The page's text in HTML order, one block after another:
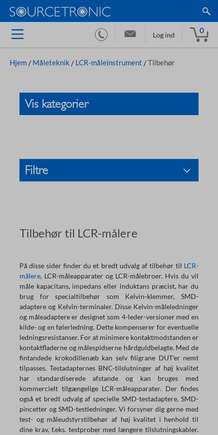
Log ind
0
Hjem / Måleteknik / LCR-måleinstrument /Tilbehør
Vis kategorier
Filtre
Tilbehør til LCR-målere
På disse sider finder du et bredt udvalg af tilbehør til LCR-
målere, LCR-måleapparater og LCR-målebroer. Hvis du vil
måle kapacitans, impedans eller induktans præcist, har du
brug for specialtilbehør som Kelvin-klemmer, SMD-
adaptere og Kelvin-terminaler. Disse Kelvin-måleledninger
og måleadaptere er designet som 4-leder-versioner med en
kilde- og en følerledning. Dette kompenserer for eventuelle
ledningsresistanser. For at minimere kontaktmodstanden er
kontaktfladerne og målespidserne hårdguldbelagte. Med de
fintandede krokodillenæb kan selv filigrane DUT'er nemt
tilpasses. Testadapternes BNC-tilslutninger af høj kvalitet
har standardiserede afstande og kan bruges med
kommercielt tilgængelige LCR-måleapparater. Der findes
også et bredt udvalg af specielle SMD-testadaptere, SMD-
pincetter og SMD-testledninger. Vi forsyner dig gerne med
test- og måleudstyrstilbehør af høj kvalitet i henhold til
dine krav, f.eks. testprober med længere tilslutningskabler.